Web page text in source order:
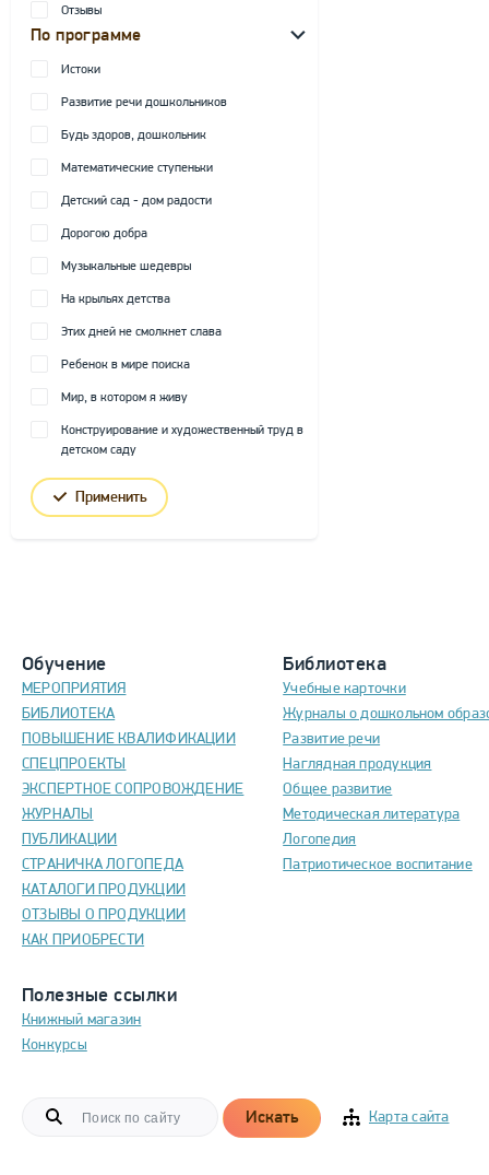
Отзывы
По программе
Истоки
Развитие речи дошкольников
Будь здоров, дошкольник
Математические ступеньки
Детский сад - дом радости
Дорогою добра
Музыкальные шедевры
На крыльях детства
Этих дней не смолкнет слава
Ребенок в мире поиска
Мир, в котором я живу
Конструирование и художественный труд в
детском саду
Применить
Обучение
МЕРОПРИЯТИЯ
БИБЛИОТЕКА
ПОВЫШЕНИЕ КВАЛИФИКАЦИИ
СПЕЦПРОЕКТЫ
ЭКСПЕРТНОЕ СОПРОВОЖДЕНИЕ
ЖУРНАЛЫ
ПУБЛИКАЦИИ
СТРАНИЧКА ЛОГОПЕДА
КАТАЛОГИ ПРОДУКЦИИ
ОТЗЫВЫ О ПРОДУКЦИИ
КАК ПРИОБРЕСТИ
Полезные ссылки
Книжный магазин
Конкурсы
Библиотека
Учебные карточки
Журналы о дошкольном
Развитие речи
Наглядная продукция
Общее развитие
Методическая литература
Логопедия
Патриотическое воспитание
Искать Карта сайта